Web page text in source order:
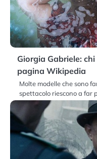
Giorgia Gabriele:
pagina Wikipedia
Molte modelle che sono
spettacolo riescono a far